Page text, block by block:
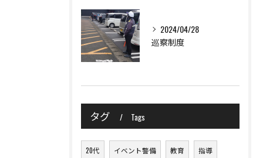
2024/04/28
巡察制度
タグ Tags
20代 イベント警備 教育 指導